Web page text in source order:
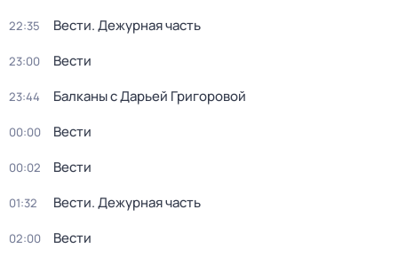
22:35 Вести. Дежурная часть
23:00 Вести
23:44 Балканы с Дарьей Григоровой
00:00 Вести
00:02 Вести
01:32 Вести. Дежурная часть
02:00 Вести